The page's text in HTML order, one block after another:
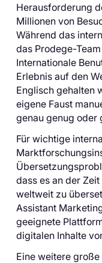
Herausforderung
Millionen von
Während das
das Prodege-
Internationale
Erlebnis auf den
Englisch gehalten
eigene Faust
genau genug oder
Für wichtige
dass es an der
weltweit zu
Assistant
geeignete
digitalen Inhalte
Eine weitere